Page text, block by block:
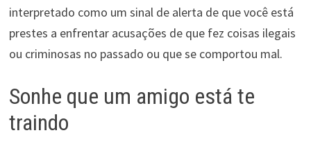
interpretado como um sinal de alerta de que você está
prestes a enfrentar acusações de que fez coisas ilegais
ou criminosas no passado ou que se comportou mal.
Sonhe que um amigo está te
traindo